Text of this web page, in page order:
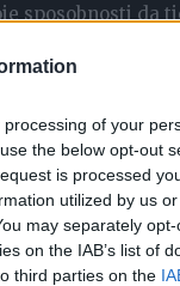
of your
the below opt-out
is processed
utilized by us
may separately
on the IAB’s list of
third parties on the
sposobnosti da
naštetiti našim
nekoliko
biljaka.